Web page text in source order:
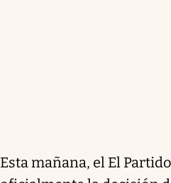
Esta mañana, el El